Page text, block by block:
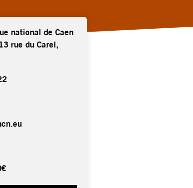
national de Caen
rue du Carel,